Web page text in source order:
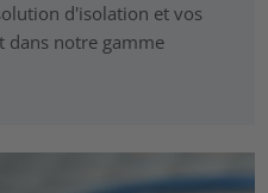
d'isolation et vos
dans notre gamme